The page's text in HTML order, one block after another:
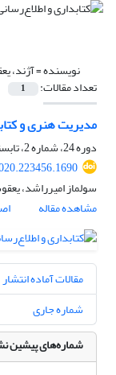
نویسنده =آژند،
تعداد مقالات: 1
مدیریت هنری و
دوره 24، شماره 2، تابستان 1400، صفحه
سولماز امیرراشد،
مشاهده مقاله
مقالات آماده انتشار
شماره جاری
شماره‌های پیشین